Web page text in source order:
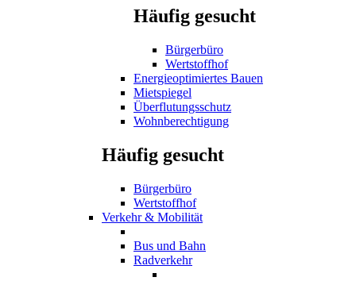
Häufig gesucht
Bürgerbüro
Wertstoffhof
Energieoptimiertes Bauen
Mietspiegel
Überflutungsschutz
Wohnberechtigung
Häufig gesucht
Bürgerbüro
Wertstoffhof
Verkehr & Mobilität
Bus und Bahn
Radverkehr